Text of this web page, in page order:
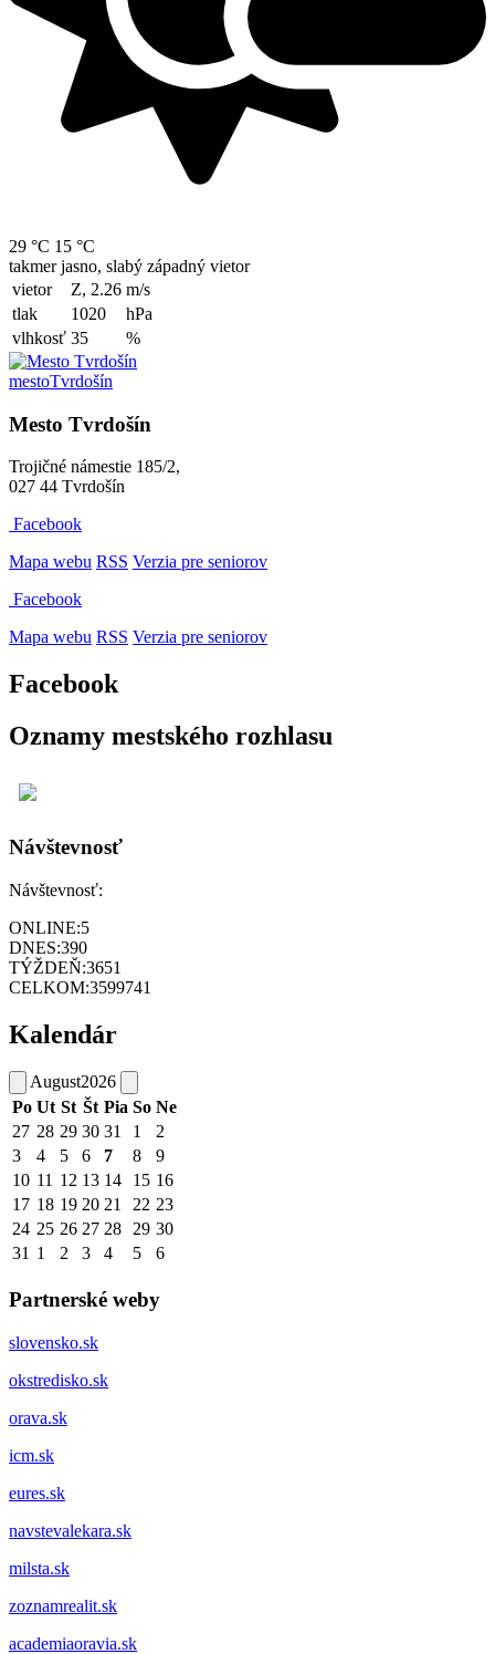
29 °C 15 °C
takmer jasno, slabý západný vietor
vietor
Z, 2.26 m/s
tlak
1020
hPa
vlhkosť 35 %
mestoTvrdošín
Mesto Tvrdošín
Trojičné námestie 185/2,
027 44 Tvrdošín
Facebook
Mapa webu RSS Verzia pre seniorov
Facebook
Mapa webu RSS Verzia pre seniorov
Facebook
Oznamy mestského rozhlasu
Návštevnosť
Návštevnosť:
ONLINE:5
DNES:390
TÝŽDEŇ:3651
CELKOM:3599741
Kalendár
August2026
Po Ut St Št Pia So Ne
27 28 29 30 31 1
2
3
4 5 6 7 8
9
10 11 12 13 14 15 16
17 18 19 20 21 22 23
24 25 26 27 28 29 30
31 1 2 3 4 5 6
Partnerské weby
slovensko.sk
okstredisko.sk
orava.sk
icm.sk
eures.sk
navstevalekara.sk
milsta.sk
zoznamrealit.sk
academiaoravia.sk